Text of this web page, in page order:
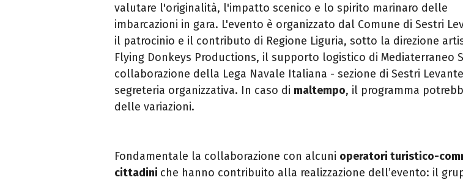
valutare l'originalità, l'impatto scenico e lo spirito marinaro delle
imbarcazioni in gara. L'evento è organizzato dal Comune di Sestri
il patrocinio e il contributo di Regione Liguria, sotto la direzione
Flying Donkeys Productions, il supporto logistico di Mediaterraneo
collaborazione della Lega Navale Italiana - sezione di Sestri
segreteria organizzativa. In caso di maltempo, il programma
delle variazioni.
Fondamentale la collaborazione con alcuni operatori turistico-
cittadini che hanno contribuito alla realizzazione dell’evento: il